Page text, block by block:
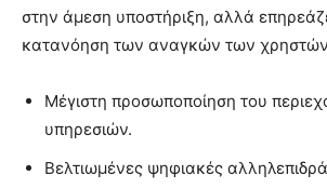
στην άμεση υποστήριξη, αλλά
κατανόηση των αναγκών των
Μέγιστη προσωποποίηση του
υπηρεσιών.
Βελτιωμένες ψηφιακές